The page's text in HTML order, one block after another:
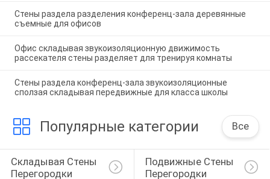
Стены раздела разделения конференц-зала деревянные
съемные для офисов
Офис складывая звукоизоляционную движимость
рассекателя стены разделяет для тренируя комнаты
Стены раздела конференц-зала звукоизоляционные
сползая складывая передвижные для класса школы
Популярные категории Все
Складывая Стены
Перегородки
Подвижные Стены
Перегородки